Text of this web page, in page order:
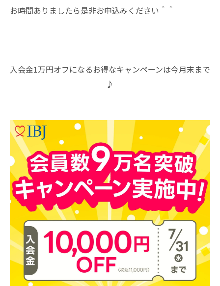
お時間ありましたら是非お申込みください＾＾
入会金1万円オフになるお得なキャンペーンは今月末まで
♪